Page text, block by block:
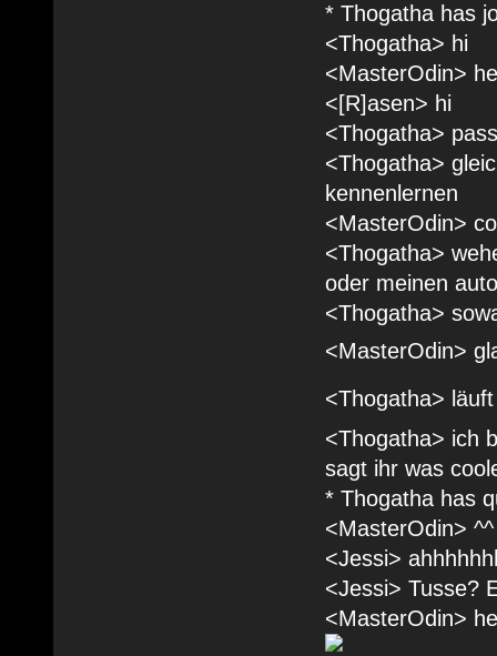
* Thogatha has
<Thogatha> hi
<MasterOdin>
<[R]asen> hi
<Thogatha>
<Thogatha>
kennenlernen
<MasterOdin>
<Thogatha>
oder meinen
<Thogatha>
<MasterOdin>
<Thogatha>
<Thogatha> ich
sagt ihr was
* Thogatha has
<MasterOdin> ^^
<Jessi>
<Jessi> Tusse?
<MasterOdin>